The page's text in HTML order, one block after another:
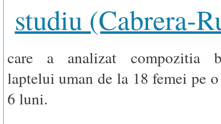
studiu (Cabrera-
care a analizat compozitia
laptelui uman de la 18 femei pe
6 luni.